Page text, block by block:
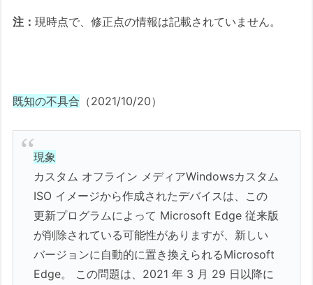
注：現時点で、修正点の情報は記載されていません。
既知の不具合 （2021/10/20）
現象
カスタム オフライン メディアWindowsカスタム
ISO イメージから作成されたデバイスは、この
更新プログラムによって Microsoft Edge 従来版
が削除されている可能性がありますが、新しい
バージョンに自動的に置き換えられるMicrosoft
Edge。 この問題は、2021 年 3 月 29 日以降に